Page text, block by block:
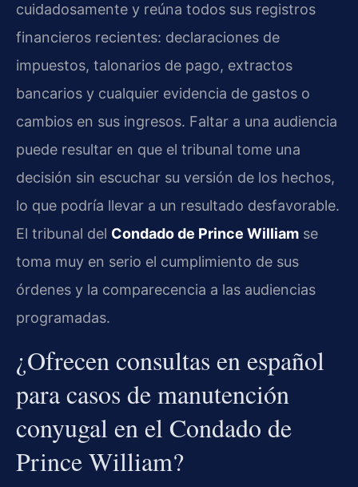
cuidadosamente y reúna todos sus registros
financieros recientes: declaraciones de
impuestos, talonarios de pago, extractos
bancarios y cualquier evidencia de gastos o
cambios en sus ingresos. Faltar a una audiencia
puede resultar en que el tribunal tome una
decisión sin escuchar su versión de los hechos,
lo que podría llevar a un resultado desfavorable.
El tribunal del Condado de Prince William se
toma muy en serio el cumplimiento de sus
órdenes y la comparecencia a las audiencias
programadas.
¿Ofrecen consultas en español
para casos de manutención
conyugal en el Condado de
Prince William?